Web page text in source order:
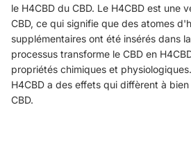
le H4CBD du CBD. Le H4CBD est une
CBD, ce qui signifie que des atomes
supplémentaires ont été insérés dans
processus transforme le CBD en
propriétés chimiques et
H4CBD a des effets qui diffèrent à
CBD.